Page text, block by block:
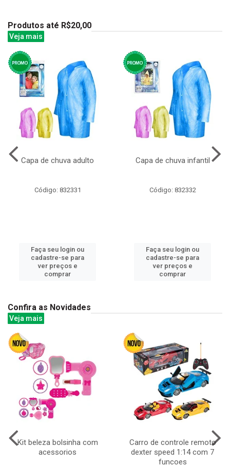
Produtos até R$20,00
Veja mais
Capa de chuva adulto
Código: 832331
Faça seu login ou
cadastre-se para
ver preços e
comprar
Capa de chuva infantil
Código: 832332
Faça seu login ou
cadastre-se para
ver preços e
comprar
Confira as Novidades
Veja mais
Kit beleza bolsinha com
acessorios
Carro de controle remoto
dexter speed 1:14 com 7
funcoes